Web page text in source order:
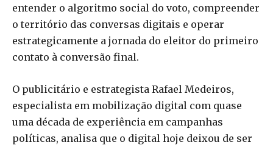
entender o algoritmo social do voto, compreender
o território das conversas digitais e operar
estrategicamente a jornada do eleitor do primeiro
contato à conversão final.
O publicitário e estrategista Rafael Medeiros,
especialista em mobilização digital com quase
uma década de experiência em campanhas
políticas, analisa que o digital hoje deixou de ser